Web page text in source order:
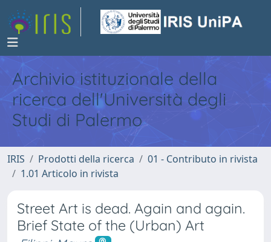
Archivio istituzionale della
ricerca dell'Università degli
Studi di Palermo
IRIS Prodotti della ricerca
01 - Contributo in rivista
1.01 Articolo in rivista
Street Art is dead. Again and again.
Brief State of the (Urban) Art